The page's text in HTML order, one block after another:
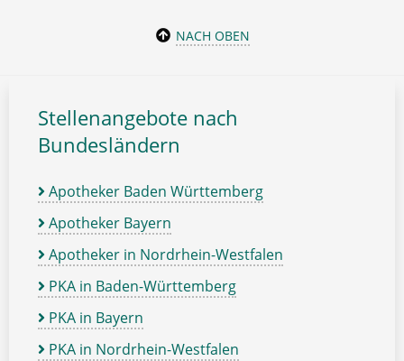
NACH OBEN
Stellenangebote nach
Bundesländern
Apotheker Baden Württemberg
Apotheker Bayern
Apotheker in Nordrhein-Westfalen
PKA in Baden-Württemberg
PKA in Bayern
PKA in Nordrhein-Westfalen